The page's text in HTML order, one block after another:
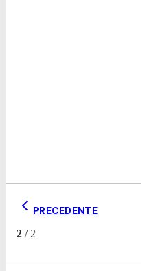
PRECEDENTE
2 /2